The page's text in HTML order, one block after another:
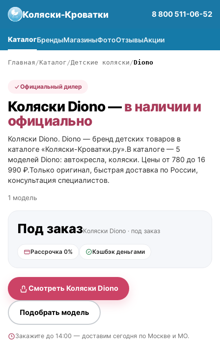
Коляски-Кроватки 8 800 511-06-52
КаталогБрендыМагазиныФотоОтзывыАкции
Главная Каталог Детские коляски Diono
Официальный дилер
Коляски Diono —в наличии и
официально
Коляски Diono. Diono — бренд детских товаров в
каталоге «Коляски-Кроватки.ру».В каталоге — 5
моделей Diono: автокресла, коляски. Цены от 780 до 16
990 ₽.Только оригинал, быстрая доставка по России,
консультация специалистов.
1 модель
Под заказКоляски Diono · под заказ
Рассрочка 0% Кэшбэк деньгами
Смотреть Коляски Diono
Подобрать модель
Закажите до 14:00 — доставим сегодня по Москве и МО.